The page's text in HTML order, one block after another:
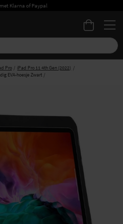
Klarna of Paypal
Pro
iPad Pro 11 4th Gen (2022)
EVA-hoesje Zwart